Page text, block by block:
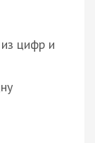
цифр и